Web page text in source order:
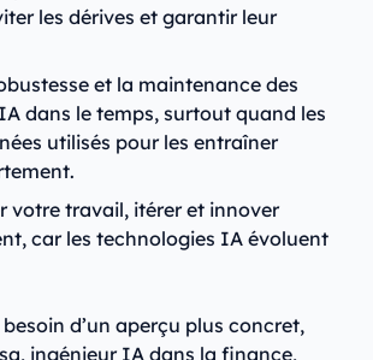
les dérives et garantir leur
et la maintenance des
dans le temps, surtout quand les
utilisés pour les entraîner
votre travail, itérer et innover
car les technologies IA évoluent
d’un aperçu plus concret,
ingénieur IA dans la finance,